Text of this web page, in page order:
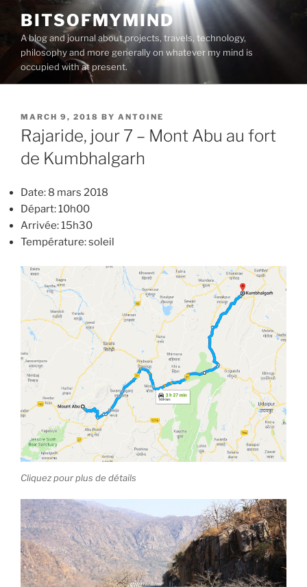
content
BITSOFMYMIND
A blog and journal about projects, travels, technology,
philosophy and more generally on whatever my mind is
occupied with at present.
POSTED
ON
MARCH 9, 2018 BY ANTOINE
Rajaride, jour 7 – Mont Abu au fort
de Kumbhalgarh
Date: 8 mars 2018
Départ: 10h00
Arrivée: 15h30
Température: soleil
Cliquez pour plus de détails